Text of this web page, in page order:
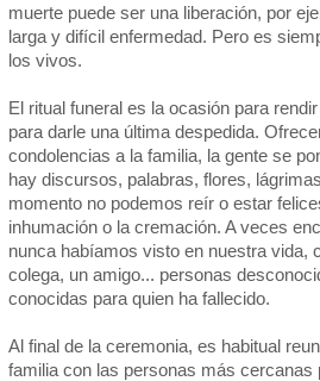
muerte puede ser una liberación, por
larga y difícil enfermedad. Pero es
los vivos.
El ritual funeral es la ocasión para
para darle una última despedida.
condolencias a la familia, la gente se
hay discursos, palabras, flores,
momento no podemos reír o estar
inhumación o la cremación. A veces
nunca habíamos visto en nuestra vida,
colega, un amigo... personas
conocidas para quien ha fallecido.
Al final de la ceremonia, es habitual
familia con las personas más cercanas